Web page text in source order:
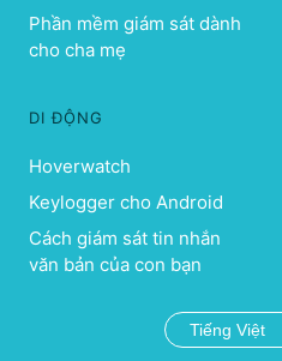
Phần mềm giám sát dành
cho cha mẹ
DI ĐỘNG
Hoverwatch
Keylogger cho Android
Cách giám sát tin nhắn
văn bản của con bạn